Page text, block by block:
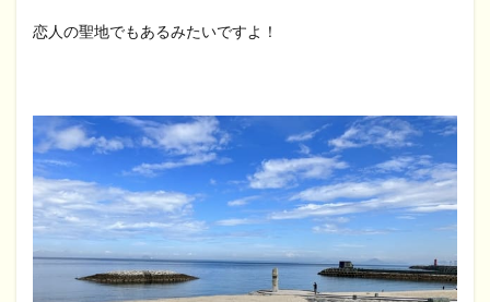
恋人の聖地でもあるみたいですよ！